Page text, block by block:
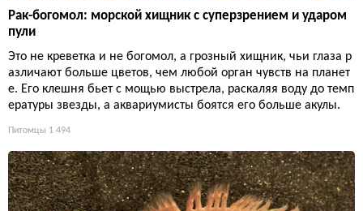
Рак-богомол: морской хищник с суперзрением и ударом
пули
Это не креветка и не богомол, а грозный хищник, чьи глаза р
азличают больше цветов, чем любой орган чувств на планет
е. Его клешня бьет с мощью выстрела, раскаляя воду до темп
ературы звезды, а аквариумисты боятся его больше акулы.
Питомцы 1 494